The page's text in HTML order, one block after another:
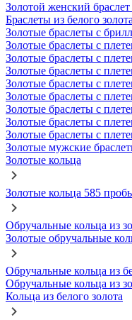
Золотой женский
Браслеты из белого золота
Золотые браслеты с
Золотые браслеты с
Золотые браслеты с
Золотые браслеты с
Золотые браслеты с
Золотые браслеты с
Золотые браслеты с
Золотые браслеты с
Золотые браслеты с
Золотые мужские
Золотые кольца
Золотые кольца 585
Обручальные кольца из
Золотые обручальные
Обручальные кольца из
Обручальные кольца из
Кольца из белого золота